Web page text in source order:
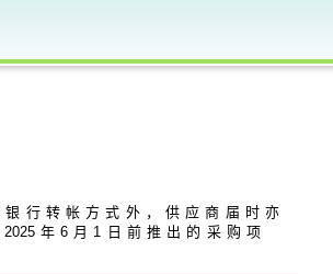
行转帐方式外，供应商届时亦
2025年6月1日前推出的采购项